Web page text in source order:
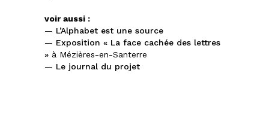
voir aussi :
— L’Alphabet est une source
— Exposition « La face cachée des lettres
» à Mézières-en-Santerre
— Le journal du projet